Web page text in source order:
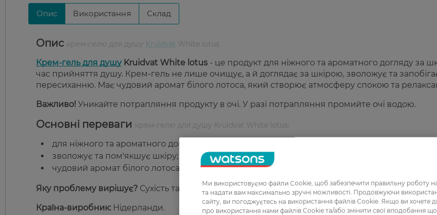
Опис Використання Склад
Опис Kruidvat
Крем-гель для душуKruidvat White lotus - це продукт для ніжного та ароматного догляду за
час прийняття душу. Крем-гель не лише очищує, а й доглядає за шкірою, зволожує та запобігає
пересиханню. Має чудовий аромат білого лотоса, який створює атмосферу спокою та
Важливо! Уникайте потрапляння продукту в очі. У разі потрапляння промийте очі водою.
Основні переваги
для ніжного та ароматного догляду за шкірою;
зволожує та пом'якшує шкіру;
чудовий аромат білого лотоса.
Яку проблему вирішує? Сухість та стягнутість шкіри після прийняття душу.
Країна-виробник: Нідерланди.
Ми використовуємо файли Cookie, щоб забезпечити правильну роботу
та надати вам максимально зручні можливості. Продовжуючи
сайту, ви погоджуєтесь на використання файлів Cookie. Якщо ви хочете
про використання нами файлів Cookie та/або змінити свої вподобання